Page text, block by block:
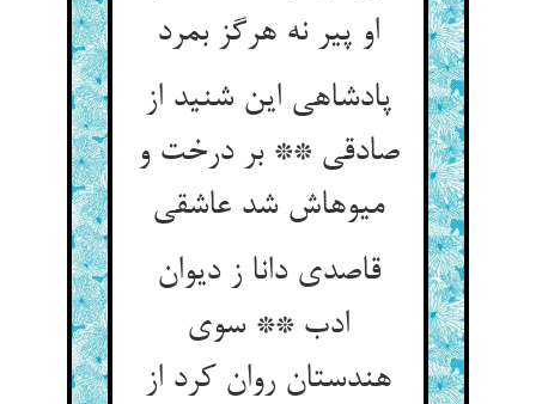
او پیر نه هرگز بمرد
پادشاهی این شنید از
صادقی ** بر درخت و
میوه‏اش شد عاشقی‏
قاصدی دانا ز دیوان
ادب ** سوی
هندستان روان کرد از